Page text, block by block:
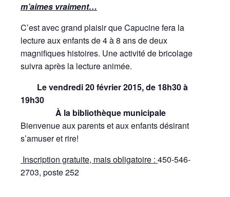
m’aimes vraiment…
C’est avec grand plaisir que Capucine fera la
lecture aux enfants de 4 à 8 ans de deux
magnifiques histoires. Une activité de bricolage
suivra après la lecture animée.
Le vendredi 20 février 2015, de 18h30 à
19h30
À la bibliothèque municipale
Bienvenue aux parents et aux enfants désirant
s’amuser et rire!
Inscription gratuite, mais obligatoire : 450-546-
2703, poste 252